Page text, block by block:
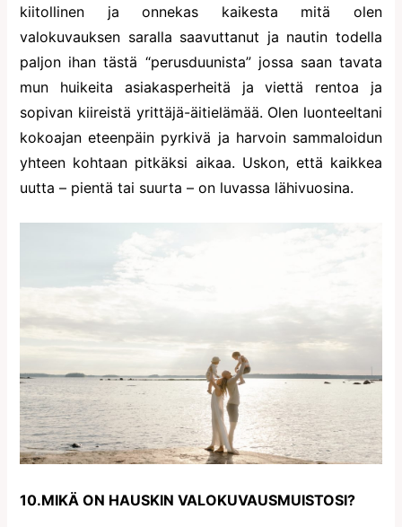
kiitollinen ja onnekas kaikesta mitä olen
valokuvauksen saralla saavuttanut ja nautin todella
paljon ihan tästä “perusduunista” jossa saan tavata
mun huikeita asiakasperheitä ja viettä rentoa ja
sopivan kiireistä yrittäjä-äitielämää. Olen luonteeltani
kokoajan eteenpäin pyrkivä ja harvoin sammaloidun
yhteen kohtaan pitkäksi aikaa. Uskon, että kaikkea
uutta – pientä tai suurta – on luvassa lähivuosina.
10.MIKÄ ON HAUSKIN VALOKUVAUSMUISTOSI?